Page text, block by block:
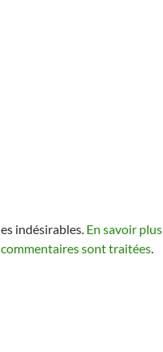
indésirables. En savoir plus
sont traitées.